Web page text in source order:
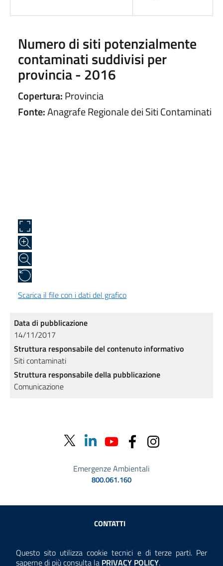
Questo sito utilizza cookie tecnici e di terze parti. Per
saperne di più consulta la Consulta la
PRIVACY POLICY.
Numero di siti potenzialmente
contaminati suddivisi per
provincia - 2016
Copertura:Provincia
Fonte:Anagrafe Regionale dei Siti Contaminati
Scarica il file con i dati del grafico
Data di pubblicazione
14/11/2017
Struttura responsabile del contenuto informativo
Siti contaminati
Struttura responsabile della pubblicazione
Comunicazione
Emergenze Ambientali
800.061.160
Sezione Link Utili
CONTATTI
ANTICORRUZIONE